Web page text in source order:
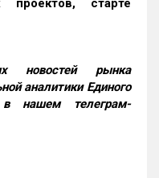
старте
новостей рынка
аналитики Единого
нашем телеграм-